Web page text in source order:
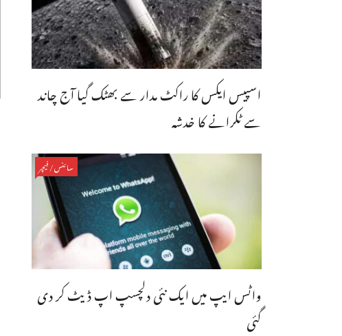
اسپیس ایکس کا راکٹ مدار سے بھٹک گیا آج چاند
سے ٹکرانے کا خدشہ
سائنس/فیچر
واٹس ایپ میں ایک نئی دلچسپ اپ ڈیٹ کر دی
گئی